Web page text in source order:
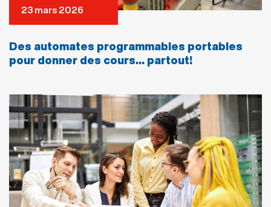
23 mars 2026
Des automates programmables portables
pour donner des cours… partout!